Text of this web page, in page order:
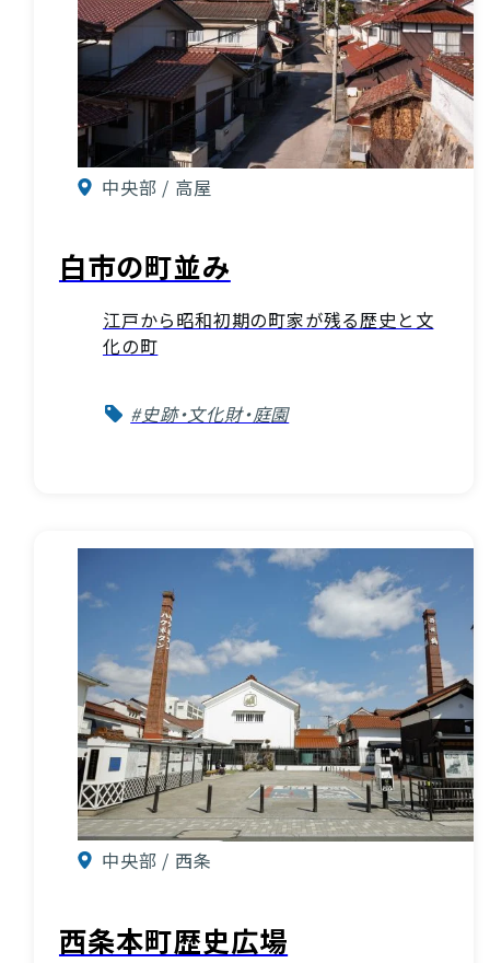
中央部 / 高屋
白市の町並み
江戸から昭和初期の町家が残る歴史と文
化の町
#史跡・文化財・庭園
中央部 / 西条
西条本町歴史広場